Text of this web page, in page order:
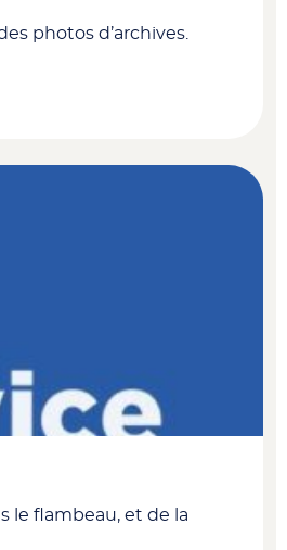
photos d’archives.
le flambeau, et de la